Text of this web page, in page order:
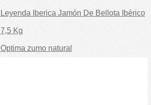
Leyenda Iberica Jamón De Bellota Ibérico
7,5 Kg
Optima zumo natural